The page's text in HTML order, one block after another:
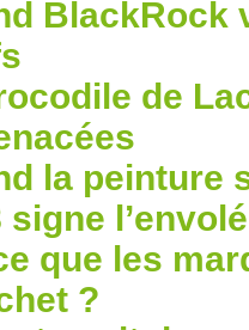
BlackRock
de
la peinture
signe
que les
?